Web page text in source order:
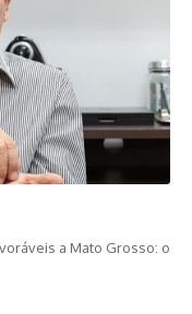
a Mato Grosso: o